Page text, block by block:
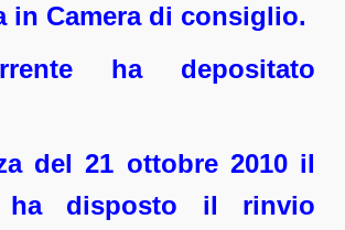
in Camera di consiglio.
ha depositato
del 21 ottobre 2010 il
ha disposto il rinvio